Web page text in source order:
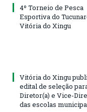
4º Torneio de Pesca
Esportiva do
Vitória do Xingu
Vitória do Xingu
edital de seleção
Diretor(a) e Vice-
das escolas